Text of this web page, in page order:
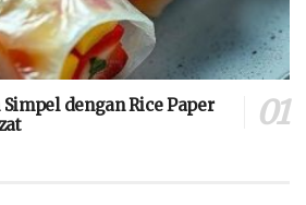
dengan Rice Paper